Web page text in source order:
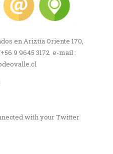
en Ariztía Oriente 170,
9 9645 3172 e-mail :
with your Twitter